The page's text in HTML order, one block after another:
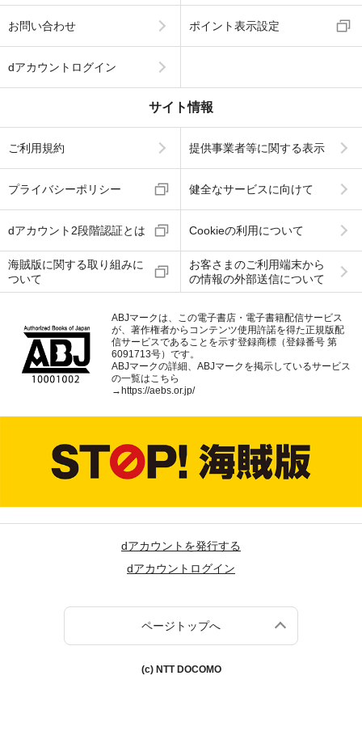
お問い合わせ ポイント表示設定
dアカウントログイン
サイト情報
ご利用規約 提供事業者等に関する表示
プライバシーポリシー 健全なサービスに向けて
dアカウント2段階認証とは Cookieの利用について
海賊版に関する取り組みに
ついて
お客さまのご利用端末から
の情報の外部送信について
ABJマークは、この電子書店・電子書籍配信サービス
が、著作権者からコンテンツ使用許諾を得た正規版配
信サービスであることを示す登録商標（登録番号 第
6091713号）です。
ABJマークの詳細、ABJマークを掲示しているサービス
の一覧はこちら
→https://aebs.or.jp/
dアカウントを発行する
dアカウントログイン
ページトップへ
(c) NTT DOCOMO